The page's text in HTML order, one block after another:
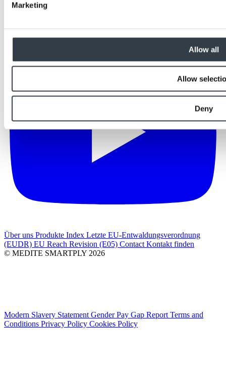
Marketing
Allow all
Allow
Deny
Über uns Produkte Index Letzte EU-Entwaldungsverordnung
(EUDR) EU Reach Revision (E05) Contact Kontakt finden
© MEDITE SMARTPLY 2026
Modern Slavery Statement Gender Pay Gap Report Terms and
Conditions Privacy Policy Cookies Policy